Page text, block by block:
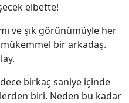
elbette!
ve şık görünümüyle her
mükemmel bir arkadaş.
birkaç saniye içinde
biri. Neden bu kadar